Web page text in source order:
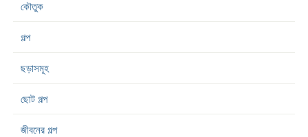
কৌতুক
গল্প
ছড়াসমূহ
ছোট গল্প
জীবনের গল্প